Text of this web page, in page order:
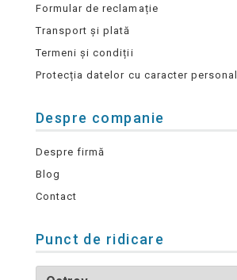
Formular de reclamație
Transport și plată
Termeni și condiții
Protecția datelor cu caracter personal
Despre companie
Despre firmă
Blog
Contact
Punct de ridicare